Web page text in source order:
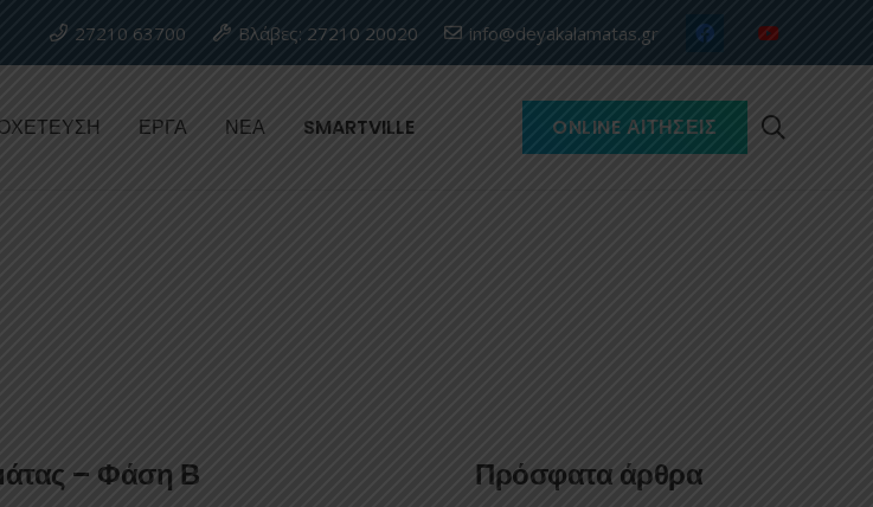
27210 63700 Βλάβες: 27210 20020 info@deyakalamatas.gr
ΕΡΓΑ ΝΕΑ SMARTVILLE ONLINE ΑΙΤΉΣΕΙΣ
– Φάση Β Πρόσφατα άρθρα